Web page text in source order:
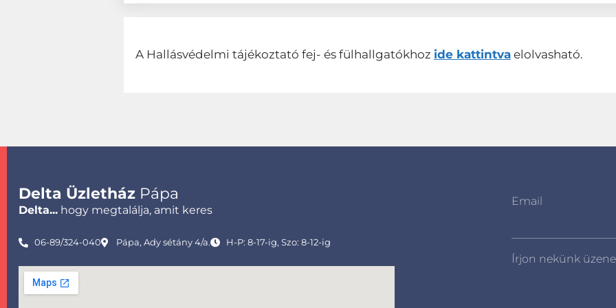
A Hallásvédelmi tájékoztató fej- és fülhallgatókhoz ide kattintva elolvasható.
Delta Üzletház Pápa
Delta... hogy megtalálja, amit keres
06-89/324-040 Pápa, Ady sétány 4/a. H-P: 8-17-ig, Szo: 8-12-ig
Email
Írjon nekünk